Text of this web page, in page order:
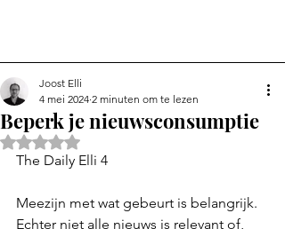
Beperk je nieuwsconsumptie
Joost Elli
4 mei 2024 2 minuten om te lezen
Beoordeeld met NaN uit 5 sterren.
The Daily Elli 4
Meezijn met wat gebeurt is belangrijk.
Echter niet alle nieuws is relevant of,